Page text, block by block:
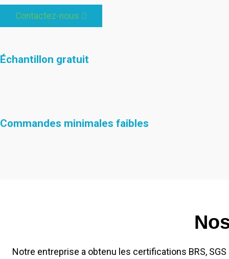
Contactez-nous
Échantillon gratuit
Commandes minimales faibles
Notre entreprise a obtenu les certifications BRS,